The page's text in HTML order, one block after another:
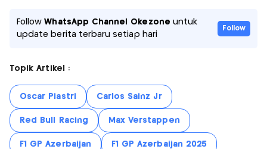
FollowWhatsApp Channel Okezone untuk
update berita terbaru setiap hari
Follow
Topik Artikel :
Oscar Piastri Carlos Sainz Jr
Red Bull Racing Max Verstappen
F1 GP Azerbaijan F1 GP Azerbaijan 2025